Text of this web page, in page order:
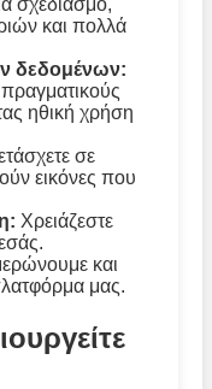
και πολλά
δεδομένων:
ηθική χρήση
σε
εικόνες που
Χρειάζεστε
και
μας.